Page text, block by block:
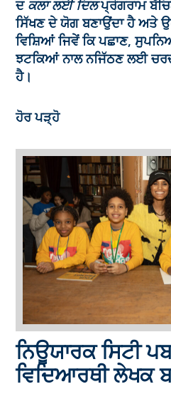
ਦਕਲਾ ਲਈ ਦਿਲਪ੍ਰੋਗਰਾਮ
ਸਿੱਖਣ ਦੇ ਯੋਗ ਬਣਾਉਂਦਾ ਹੈ ਅਤੇ
ਵਿਸ਼ਿਆਂ ਜਿਵੇਂ ਕਿ ਪਛਾਣ,
ਝਟਕਿਆਂ ਨਾਲ ਨਜਿੱਠਣ ਲਈ
ਹੈ।
ਹੋਰ ਪੜ੍ਹੋ
ਨਿਊਯਾਰਕ ਸਿਟੀ
ਵਿਦਿਆਰਥੀ ਲੇਖਕ